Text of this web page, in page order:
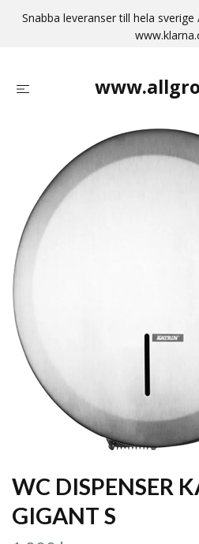
Snabba leveranser till hela
WC DISPENSER
GIGANT S